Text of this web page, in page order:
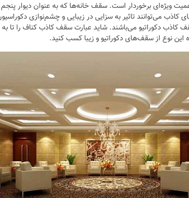
ویژه‌ای برخوردار است. سقف خانه‌ها که به عنوان دیوار
می‌توانند تاثیر به سزایی در زیبایی و چشم‌نوازی
کاذب دکوراتیو می‌باشند. شاید عبارت سقف کاذب کناف را تا به
این نوع از سقف‌های دکوراتیو و زیبا کسب کنید.
و ترفندها
مدرن در خانه
ایرانی
نکات و